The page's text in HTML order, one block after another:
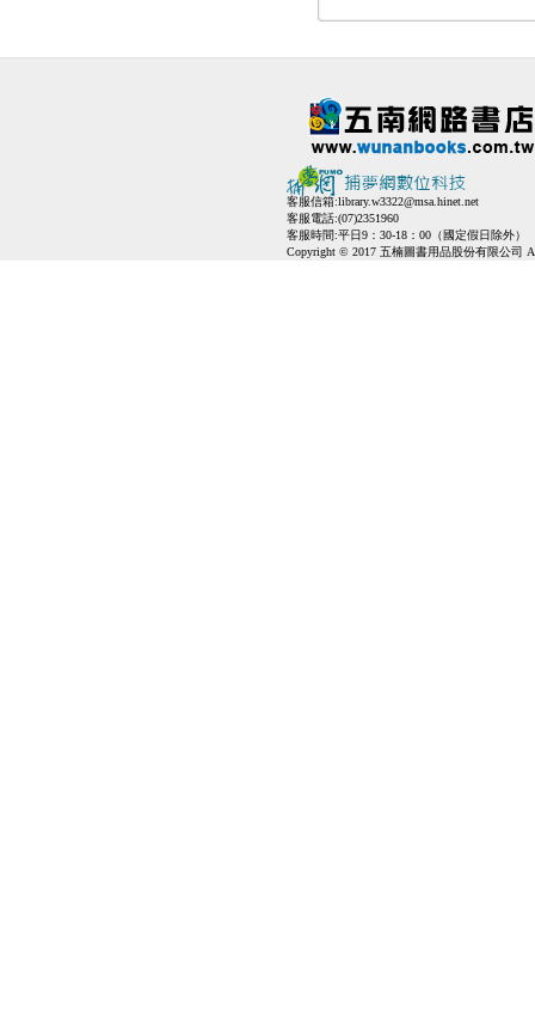
客服信箱:library.w3322@msa.hinet.net
客服電話:(07)2351960
客服時間:平日9：30-18：00（國定假日除外）
Copyright © 2017 五楠圖書用品股份有限公司